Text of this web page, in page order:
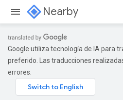
Nearby
Google utiliza tecnología de IA para
preferido. Las traducciones
errores.